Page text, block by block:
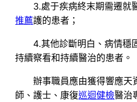
3.處于疾病終末期需遷就
推薦護的患者；
4.其他診斷明白、病情穩
持續察看和持續醫治的患者。
辦事職員應由獲得響應天
師、護士、康復巡迴健檢醫治